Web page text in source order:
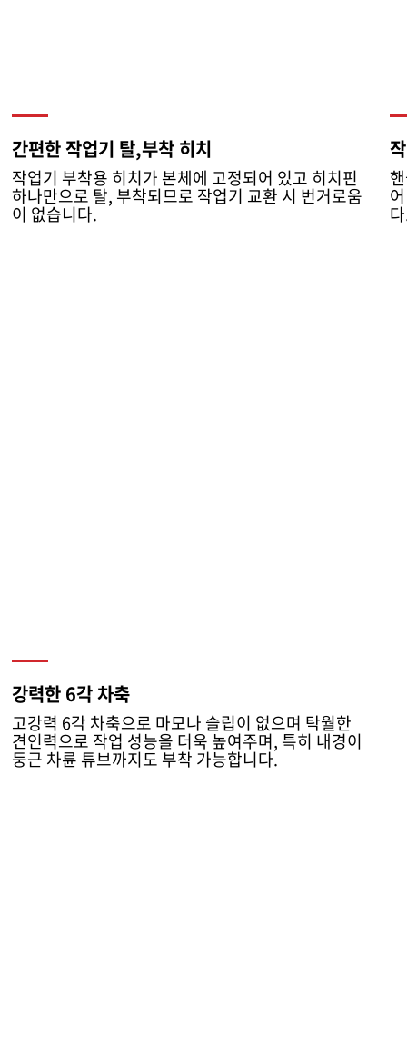
간편한 작업기 탈,부착 히치
작업기 부착용 히치가 본체에 고정되어 있고 히치핀
하나만으로 탈, 부착되므로 작업기 교환 시 번거로움
이 없습니다.
강력한 6각 차축
고강력 6각 차축으로 마모나 슬립이 없으며 탁월한
견인력으로 작업 성능을 더욱 높여주며, 특히 내경이
둥근 차륜 튜브까지도 부착 가능합니다.